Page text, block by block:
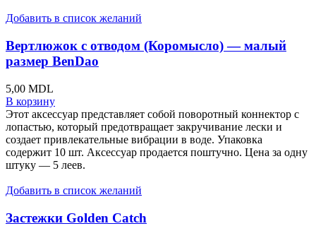
Добавить в список желаний
Вертлюжок с отводом (Коромысло) — малый
размер BenDao
5,00 MDL
В корзину
Этот аксессуар представляет собой поворотный коннектор с
лопастью, который предотвращает закручивание лески и
создает привлекательные вибрации в воде. Упаковка
содержит 10 шт. Аксессуар продается поштучно. Цена за одну
штуку — 5 леев.
Добавить в список желаний
Застежки Golden Catch